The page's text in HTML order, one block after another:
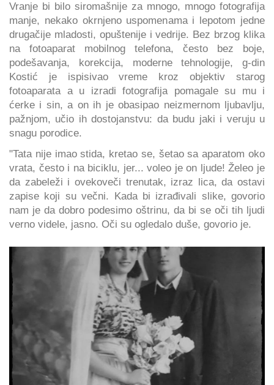
Vranje bi bilo siromašnije za mnogo, mnogo fotografija
manje, nekako okrnjeno uspomenama i lepotom jedne
drugačije mladosti, opuštenije i vedrije. Bez brzog klika
na fotoaparat mobilnog telefona, često bez boje,
podešavanja, korekcija, moderne tehnologije, g-din
Kostić je ispisivao vreme kroz objektiv starog
fotoaparata a u izradi fotografija pomagale su mu i
ćerke i sin, a on ih je obasipao neizmernom ljubavlju,
pažnjom, učio ih dostojanstvu: da budu jaki i veruju u
snagu porodice.
"Tata nije imao stida, kretao se, šetao sa aparatom oko
vrata, često i na biciklu, jer... voleo je on ljude! Želeo je
da zabeleži i ovekoveči trenutak, izraz lica, da ostavi
zapise koji su večni. Kada bi izrađivali slike, govorio
nam je da dobro podesimo oštrinu, da bi se oči tih ljudi
verno videle, jasno. Oči su ogledalo duše, govorio je.